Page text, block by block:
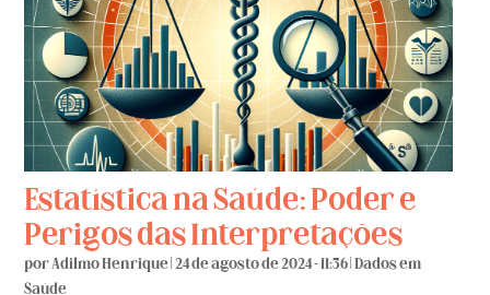
Estatística na Saúde: Poder e
Perigos das Interpretações
porAdilmo Henrique |24 de agosto de 2024 - 11:36 |Dados em
Saúde